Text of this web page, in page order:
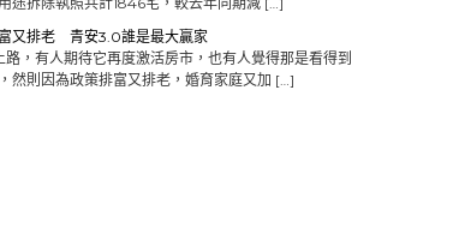
又排老 青安3.0誰是最大贏家
，有人期待它再度激活房市，也有人覺得那是看得到
然則因為政策排富又排老，婚育家庭又加 […]